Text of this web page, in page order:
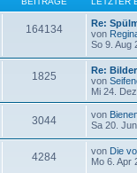
164134
Re:
von
So 9. Aug
1825
Re:
von
Mi 24.
3044 von
Sa 20.
4284 von Die
Mo 6. Apr